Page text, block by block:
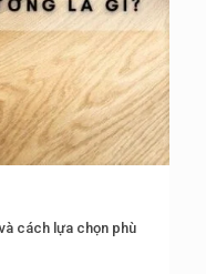
cách lựa chọn phù